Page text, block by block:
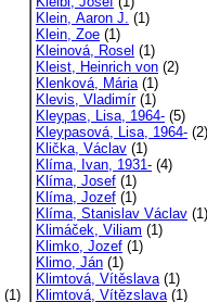
(1)
Klein, Aaron J. (1)
Klein, Zoe (1)
Kleinová, Rosel (1)
Kleist, Heinrich von (2)
Klenková, Mária(1)
Klevis, Vladimír(1)
Kleypas, Lisa, 1964- (5)
Kleypasová, Lisa, 1964- (2)
Klička, Václav (1)
Klíma, Ivan, 1931- (4)
Klíma, Josef (1)
Klíma, Jozef (1)
Klíma, Stanislav Václav (1)
Klimáček, Viliam (1)
Klimko, Jozef (1)
Klimo, Ján (1)
Klimtová, Vítěslava(1)
Klimtová, Vítězslava(1)